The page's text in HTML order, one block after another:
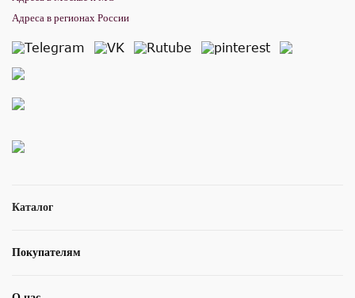
Каталог
Покупателям
Адреса в регионах России